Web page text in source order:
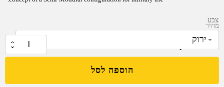
מחיר
1,759.00
צבע
של
Amran
הוספה לסל